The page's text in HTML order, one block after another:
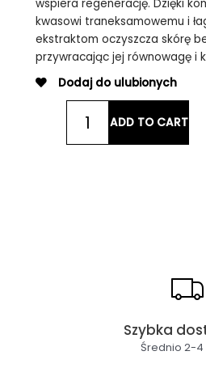
wspiera regenerację. Dzięki
kwasowi traneksamowemu i
ekstraktom oczyszcza skórę
przywracając jej równowagę i
Dodaj do ulubionych
Mousse
ADD TO CART
Szybka
Średnio 2-4